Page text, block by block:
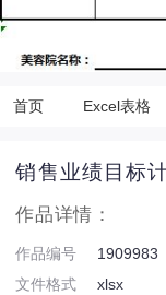
首页 Excel表格
销售业绩目标
作品详情：
作品编号 1909983
文件格式
xlsx